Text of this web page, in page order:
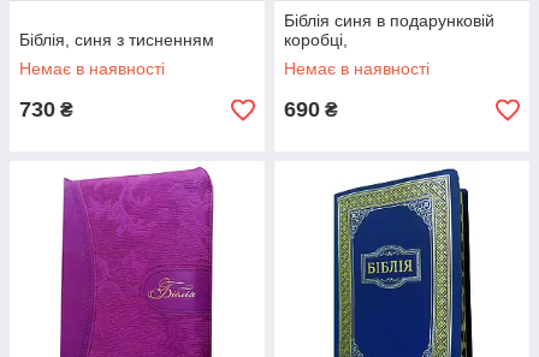
Біблія, синя з тисненням
Немає в наявності
730 ₴
Біблія синя в подарунковій
коробці,
Немає в наявності
690 ₴